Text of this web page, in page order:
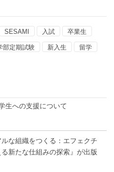
SESAMI 入試 卒業生
部定期試験 新入生 留学
生への支援について
な組織をつくる：エフェクチ
新たな仕組みの探索』が出版